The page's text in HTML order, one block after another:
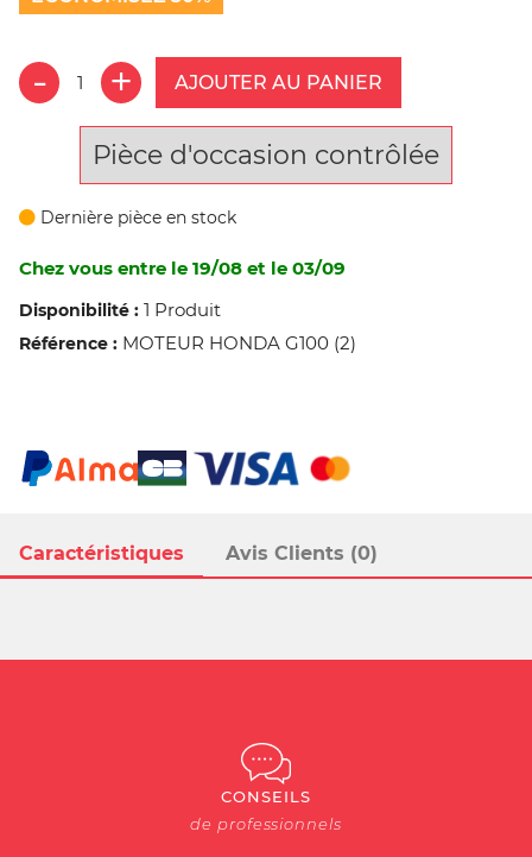
Caractéristiques Avis Clients (0)
AJOUTER AU PANIER
Pièce d'occasion contrôlée
Dernière pièce en stock
Chez vous entre le 19/08 et le 03/09
Disponibilité : 1 Produit
Référence : MOTEUR HONDA G100 (2)
CONSEILS
de professionnels